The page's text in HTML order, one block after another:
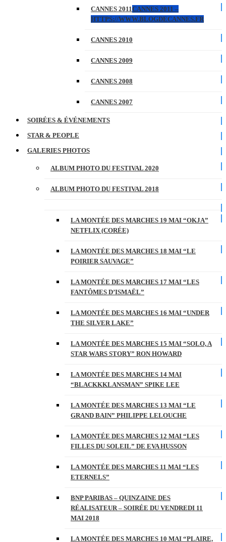
CANNES 2011CANNES 2011 –
HTTPS://WWW.BLOGDECANNES.FR
CANNES 2010
CANNES 2009
CANNES 2008
CANNES 2007
SOIRÉES & ÉVÉNEMENTS
STAR & PEOPLE
GALERIES PHOTOS
ALBUM PHOTO DU FESTIVAL 2020
ALBUM PHOTO DU FESTIVAL 2018
LA MONTÉE DES MARCHES 19 MAI “OKJA”
NETFLIX (CORÉE)
LA MONTÉE DES MARCHES 18 MAI “LE
POIRIER SAUVAGE”
LA MONTÉE DES MARCHES 17 MAI “LES
FANTÔMES D’ISMAËL”
LA MONTÉE DES MARCHES 16 MAI “UNDER
THE SILVER LAKE”
LA MONTÉE DES MARCHES 15 MAI “SOLO, A
STAR WARS STORY” RON HOWARD
LA MONTÉE DES MARCHES 14 MAI
“BLACKKKLANSMAN” SPIKE LEE
LA MONTÉE DES MARCHES 13 MAI “LE
GRAND BAIN” PHILIPPE LELOUCHE
LA MONTÉE DES MARCHES 12 MAI “LES
FILLES DU SOLEIL” DE EVA HUSSON
LA MONTÉE DES MARCHES 11 MAI “LES
ETERNELS”
BNP PARIBAS – QUINZAINE DES
RÉALISATEUR – SOIRÉE DU VENDREDI 11
MAI 2018
LA MONTÉE DES MARCHES 10 MAI “PLAIRE,